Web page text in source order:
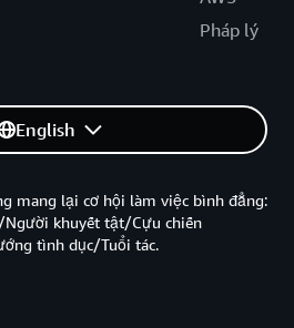
Pháp lý
English
mang lại cơ hội làm việc bình đẳng:
khuyết tật/Cựu chiến
tình dục/Tuổi tác.